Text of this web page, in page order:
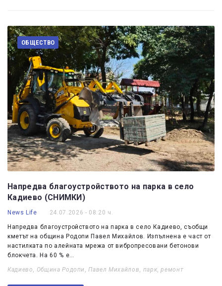
ОБЩЕСТВО
Напредва благоустройството на парка в село
Кадиево (СНИМКИ)
News Life 24.07.2026 - 08:20 ч.
Напредва благоустройството на парка в село Кадиево, съобщи
кметът на община Родопи Павел Михайлов. Изпълнена е част от
настилката по алейната мрежа от вибропресовани бетонови
блокчета. На 60 % е…
Кадиево, Община Родопи ,Павел Михайлов, парк,ремонт